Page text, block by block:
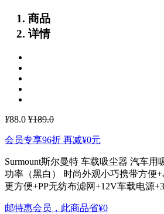
商品
详情
¥88.0 ¥189.0
会员专享96折 再减¥0元
Surmount斯尔曼特 车载吸尘器 汽车用
功率（黑白）
时尚外观小巧携带方便
更方便+PP无纺布滤网+12V车载电源
邮特惠会员，此商品省¥0